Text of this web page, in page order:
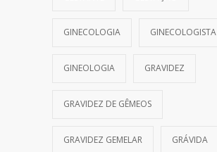
GINECOLOGIA GINECOLOGISTA
GINEOLOGIA GRAVIDEZ
GRAVIDEZ DE GÊMEOS
GRAVIDEZ GEMELAR GRÁVIDA